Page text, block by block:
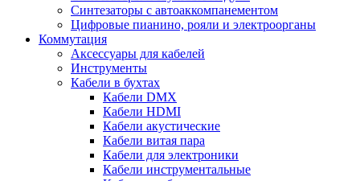
Синтезаторы с автоаккомпанементом
Цифровые пианино, рояли и электроорганы
Коммутация
Аксессуары для кабелей
Инструменты
Кабели в бухтах
Кабели DMX
Кабели HDMI
Кабели акустические
Кабели витая пара
Кабели для электроники
Кабели инструментальные